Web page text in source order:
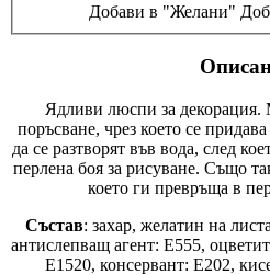
Добави в "Желани"
Ядливи люспи за декорация.
поръсване, чрез което се
да се разтворят във вода, след
перлена боя за рисуване. Също
което ги превръща в
Състав: захар, желатин на
антислепващ агент: Е555,
Е1520, консервант: Е202,